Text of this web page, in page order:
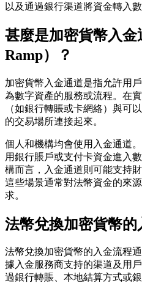
以及通過銀行渠道將資金轉入
甚麼是加密貨幣入
Ramp）？
加密貨幣入金通道是指允許用
為數字資產的服務或流程。在
（如銀行轉賬或卡網絡）與可
的交易場所連接起來。
個人和機構均會使用入金通道
用銀行賬戶或支付卡資金進入
構而言，入金通道則可能支持
這些場景通常對法幣資金的來源
求。
法幣兌換加密貨幣的
法幣兌換加密貨幣的入金流程
據入金服務商支持的渠道及用
過銀行轉賬、本地結算方式或